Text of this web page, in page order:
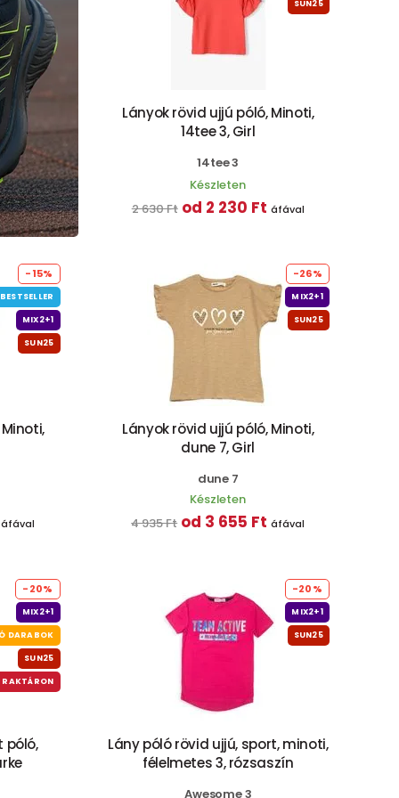
SUN25
Lányok rövid ujjú póló, Minoti,
14tee 3, Girl
14tee 3
Készleten
2 630 Ft od 2 230 Ft áfával
-15%
BESTSELLER
MIX2+1
SUN25
áfával
-26%
MIX2+1
SUN25
Lányok rövid ujjú póló, Minoti,
dune 7, Girl
dune 7
Készleten
4 935 Ft od 3 655 Ft áfával
-20%
MIX2+1
DARABOK
SUN25
RAKTÁRON
póló,
-20%
MIX2+1
SUN25
Lány póló rövid ujjú, sport, minoti,
félelmetes 3, rózsaszín
Awesome 3